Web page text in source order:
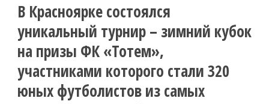
В Красноярке состоялся
уникальный турнир – зимний кубок
на призы ФК «Тотем»,
участниками которого стали 320
юных футболистов из самых